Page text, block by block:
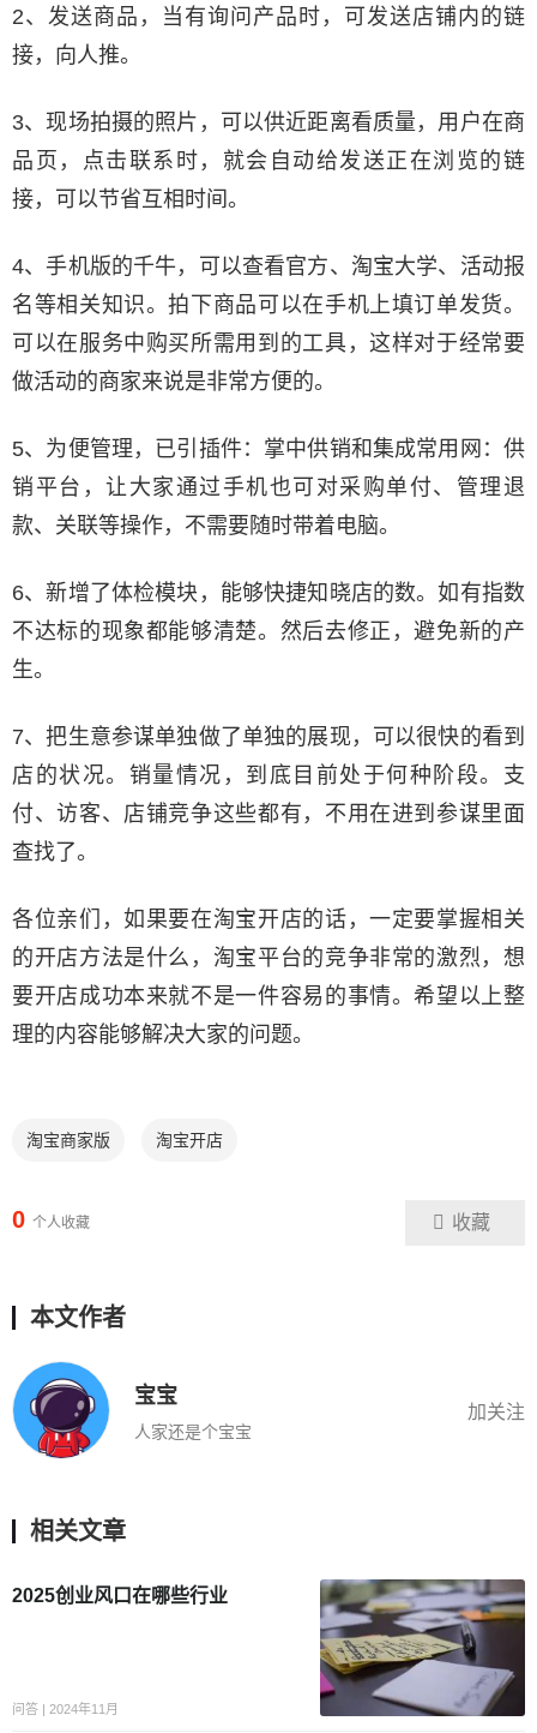
2、发送商品，当有询问产品时，可发送店铺内的链
接，向人推。
3、现场拍摄的照片，可以供近距离看质量，用户在商
品页，点击联系时，就会自动给发送正在浏览的链
接，可以节省互相时间。
4、手机版的千牛，可以查看官方、淘宝大学、活动报
名等相关知识。拍下商品可以在手机上填订单发货。
可以在服务中购买所需用到的工具，这样对于经常要
做活动的商家来说是非常方便的。
5、为便管理，已引插件：掌中供销和集成常用网：供
销平台，让大家通过手机也可对采购单付、管理退
款、关联等操作，不需要随时带着电脑。
6、新增了体检模块，能够快捷知晓店的数。如有指数
不达标的现象都能够清楚。然后去修正，避免新的产
生。
7、把生意参谋单独做了单独的展现，可以很快的看到
店的状况。销量情况，到底目前处于何种阶段。支
付、访客、店铺竞争这些都有，不用在进到参谋里面
查找了。
各位亲们，如果要在淘宝开店的话，一定要掌握相关
的开店方法是什么，淘宝平台的竞争非常的激烈，想
要开店成功本来就不是一件容易的事情。希望以上整
理的内容能够解决大家的问题。
淘宝商家版 淘宝开店
0 个人收藏 收藏
本文作者
宝宝
人家还是个宝宝
加关注
相关文章
2025创业风口在哪些行业
问答 | 2024年11月